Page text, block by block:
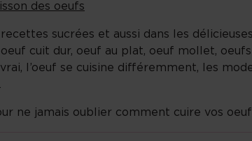
des oeufs
recettes sucrées et aussi dans les
oeuf cuit dur, oeuf au plat, oeuf mollet,
vrai, l’oeuf se cuisine différemment, les
ne jamais oublier comment cuire vos